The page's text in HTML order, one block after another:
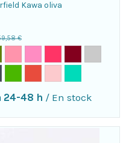
Kawa oliva
€
24-48 h / En stock